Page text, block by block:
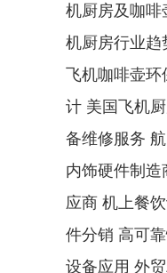
机厨房及咖啡
机厨房行业趋
飞机咖啡壶环
计 美国飞机
备维修服务
内饰硬件制
应商 机上餐
件分销 高可
设备应用 外